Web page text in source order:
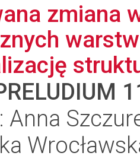
zmiana
Anna